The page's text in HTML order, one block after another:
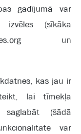
gadījumā var
(sīkāka
un
kas jau ir
lai tīmekļa
(šādā
var